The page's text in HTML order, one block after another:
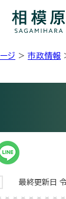
ジ > 市政情報
最終更新日